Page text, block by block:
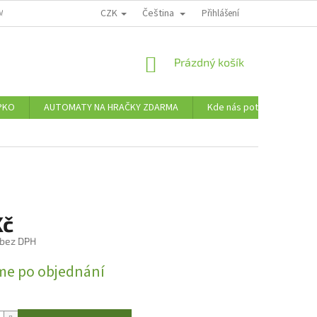
OCHRANY OSOBNÍCH ÚDAJŮ
CZK Čeština Přihlášení
NÁKUPNÍ
Prázdný košík
AUTOMATY NA HRAČKY ZDARMA Kde nás potkáte
DPH
po objednání